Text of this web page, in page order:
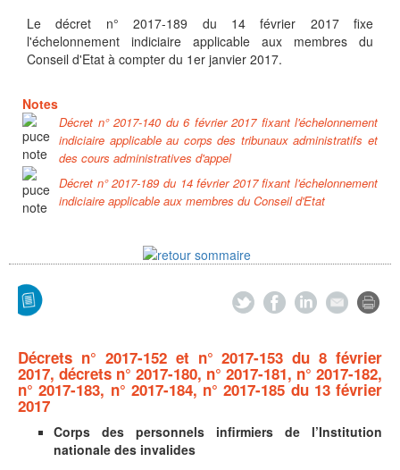
Le décret n° 2017-189 du 14 février 2017 fixe
l'échelonnement indiciaire applicable aux membres du
Conseil d'Etat à compter du 1er janvier 2017.
Notes
Décret n° 2017-140 du 6 février 2017 fixant l'échelonnement
indiciaire applicable au corps des tribunaux administratifs et
des cours administratives d'appel
Décret n° 2017-189 du 14 février 2017 fixant l'échelonnement
indiciaire applicable aux membres du Conseil d'Etat
Décrets n° 2017-152 et n° 2017-153 du 8 février
2017, décrets n° 2017-180, n° 2017-181, n° 2017-182,
n° 2017-183, n° 2017-184, n° 2017-185 du 13 février
2017
Corps des personnels infirmiers de l’Institution
nationale des invalides